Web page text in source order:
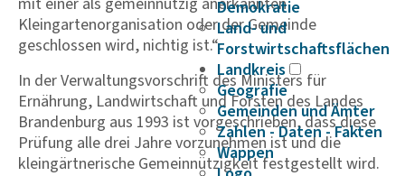
Demokratie
Land- und
Forstwirtschaftsflächen
Landkreis
Geografie
Gemeinden und Ämter
Zahlen - Daten - Fakten
Wappen
Kleingartenorganisation oder der Gemeinde
geschlossen wird, nichtig ist.“
In der Verwaltungsvorschrift des Ministers für
Ernährung, Landwirtschaft und Forsten des Landes
Brandenburg aus 1993 ist vorgeschrieben, dass diese
Prüfung alle drei Jahre vorzunehmen ist und die
kleingärtnerische Gemeinnützigkeit festgestellt wird.